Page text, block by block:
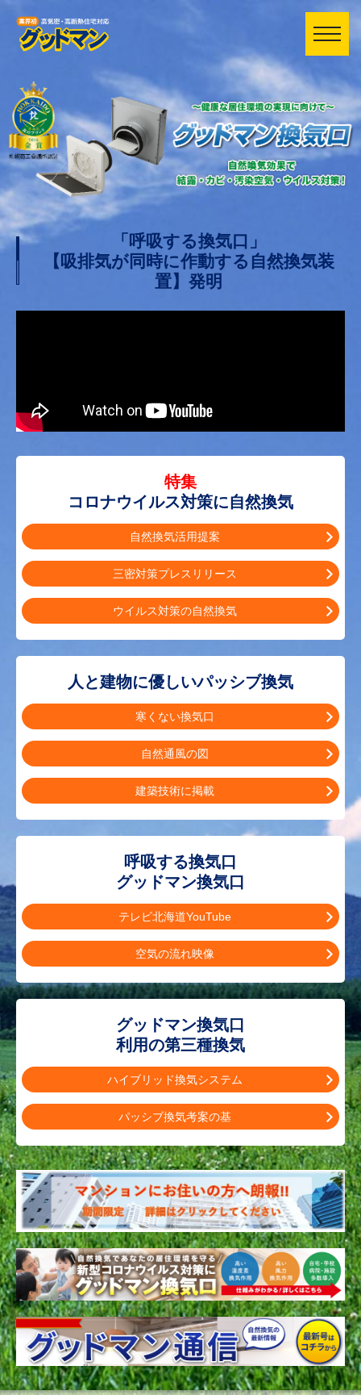
「呼吸する換気口」
【吸排気が同時に作動する自然換気装
置】発明
特集
コロナウイルス対策に自然換気
自然換気活用提案
三密対策プレスリリース
ウイルス対策の自然換気
人と建物に優しいパッシブ換気
寒くない換気口
自然通風の図
建築技術に掲載
呼吸する換気口
グッドマン換気口
テレビ北海道YouTube
空気の流れ映像
グッドマン換気口
利用の第三種換気
ハイブリッド換気システム
パッシブ換気考案の基